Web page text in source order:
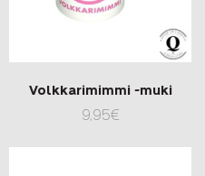
Volkkarimimmi -muki
9,95€